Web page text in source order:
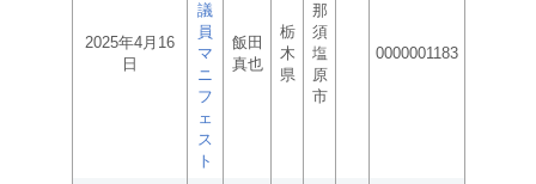
2025年4月16
日
議
員
マ
ニ
フ
ェ
ス
ト
飯田
真也
栃
木
県
那
須
塩
原
市
0000001183